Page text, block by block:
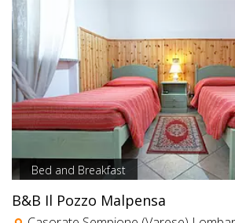
Bed and Breakfast
B&B Il Pozzo Malpensa